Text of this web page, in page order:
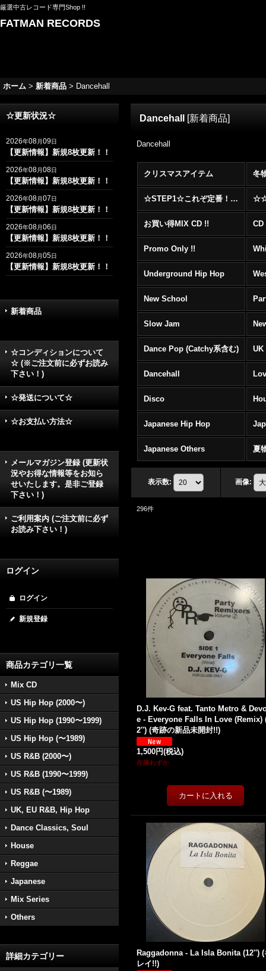
厳選中古レコード専門Shop !!
FATMAN RECORDS
ホーム > 新着商品 > Dancehall
☆更新状況☆
2026年08月09日
【更新情報】新規8枚更新！！
2026年08月08日
【更新情報】新規8枚更新！！
2026年08月07日
【更新情報】新規8枚更新！！
2026年08月06日
【更新情報】新規8枚更新！！
2026年08月05日
【更新情報】新規8枚更新！！
新着商品
☆コンディションについて
☆ (※ご注文前に必ずお読み
下さい！)
☆発送について☆
☆お支払い方法☆
メールマガジン登録 (更新状
況やお得な情報等をお知ら
せいたします。是非ご登録
下さい！)
ご利用案内 (ご注文前に必ず
お読み下さい！)
ログイン
ログイン
新規登録
商品カテゴリ一覧
Mix CD
US Hip Hop (2000〜)
US Hip Hop (1990〜1999)
US Hip Hop (〜1989)
US R&B (2000〜)
US R&B (1990〜1999)
US R&B (〜1989)
UK, EU R&B, Hip Hop
Dance Classics, Soul
House
Reggae
Japanese
Mix Series
Others
詳細カテゴリー
Dancehall [新着商品]
Dancehall
クリスマスアイテム 冬
☆STEP1☆これぞ定番！！まずはここから！2000年代R&BフロアヒットBest 100 !!!
お買い得MIX CD !!
Promo Only !!
Underground Hip Hop
New School
Slow Jam
Dance Pop (Catchy系含む) UK
Dancehall
Disco
Japanese Hip Hop
Japanese Others 夏
表示数: 画像:
296件
D.J. Kev-G feat. Tanto Metro &
e - Everyone Falls In Love (Remix)
2'') (奇跡の新品未開封!!)
1,500円(税込)
在庫わずか
Raggadonna - La Isla Bonita (12'') (
レイ!!)